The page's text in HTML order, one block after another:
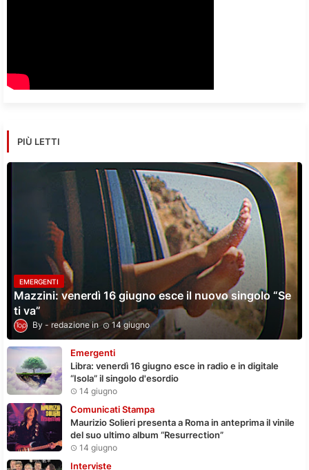
PIÙ LETTI
EMERGENTI
Mazzini: venerdì 16 giugno esce il nuovo singolo “Se
ti va”
redazione 14 giugno
Emergenti
Libra: venerdì 16 giugno esce in radio e in digitale
“Isola” il singolo d'esordio
14 giugno
Comunicati Stampa
Maurizio Solieri presenta a Roma in anteprima il vinile
del suo ultimo album “Resurrection”
14 giugno
Interviste